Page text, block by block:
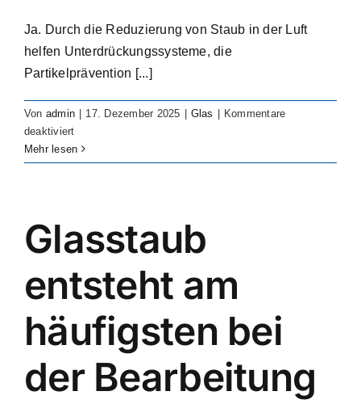
Ja. Durch die Reduzierung von Staub in der Luft
helfen Unterdrückungssysteme, die
Partikelprävention [...]
Von admin 17. Dezember 2025 Glas
Kommentare
deaktiviertfür
Can
dust
product
quality?
Mehr lesen
Glasstaub
entsteht am
häufigsten bei
der Bearbeitung